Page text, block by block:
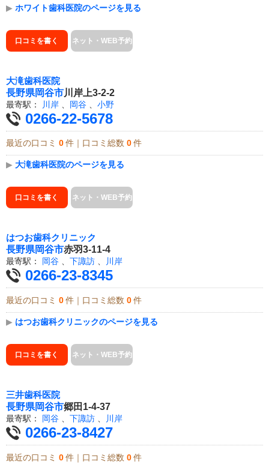
▶ ホワイト歯科医院のページを見る
口コミを書く ネット・WEB予約
大滝歯科医院
長野県岡谷市川岸上3-2-2
最寄駅： 川岸 岡谷 小野
0266-22-5678
最近の口コミ 0 件｜口コミ総数 0 件
▶ 大滝歯科医院のページを見る
口コミを書く ネット・WEB予約
はつお歯科クリニック
長野県岡谷市赤羽3-11-4
最寄駅： 岡谷 、 下諏訪 、 川岸
0266-23-8345
最近の口コミ 0 件｜口コミ総数 0 件
▶ はつお歯科クリニックのページを見る
口コミを書く ネット・WEB予約
三井歯科医院
長野県岡谷市郷田1-4-37
最寄駅： 岡谷 、 下諏訪 、 川岸
0266-23-8427
最近の口コミ 0 件｜口コミ総数 0 件